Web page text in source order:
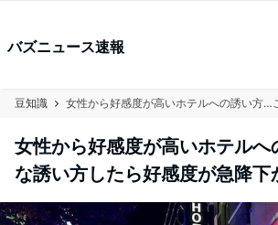
バズニュース速報
豆知識
女性から好感度が高いホテル
な誘い方したら好感度が急降